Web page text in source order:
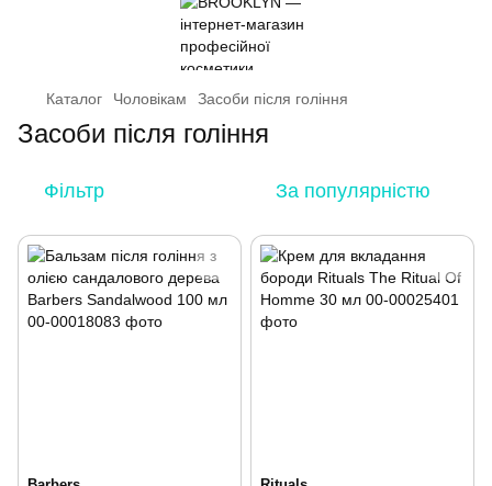
Каталог Чоловікам Засоби після гоління
Засоби після гоління
Фільтр За популярністю